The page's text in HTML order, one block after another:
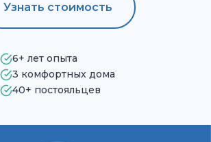
Узнать стоимость
6+ лет опыта
3 комфортных дома
40+ постояльцев